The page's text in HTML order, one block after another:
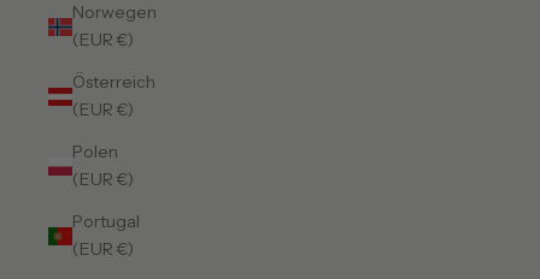
Norwegen
(EUR €)
Österreich
(EUR €)
Polen
(EUR €)
Portugal
(EUR €)